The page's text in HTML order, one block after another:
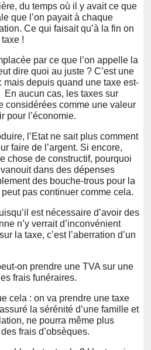
du temps où il y avait ce que
que l’on payait à chaque
Ce qui faisait qu’à la fin on
!
par ce que l’on appelle la
dire quoi au juste ? C’est une
mais depuis quand une taxe est-
aucun cas, les taxes sur
considérées comme une valeur
pour l’économie.
l’Etat ne sait plus comment
faire de l’argent. Si encore,
chose de constructif, pourquoi
dans des dépenses
des bouche-trous pour la
pas continuer comme cela.
est nécessaire d’avoir des
n’y verrait d’inconvénient
la taxe, c’est l’aberration d’un
on prendre une TVA sur une
frais funéraires.
cela : on va prendre une taxe
la sérénité d’une famille et
ne pourra même plus
frais d’obsèques.